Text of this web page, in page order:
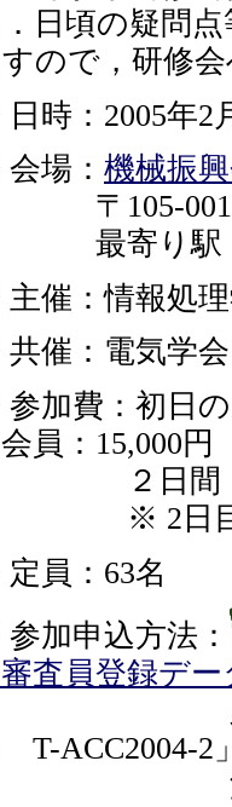
日頃の疑問
すので，研修
時：2005年2
場： 機械振
105-0011
寄り駅・
催：情報処
催：電気学
加費：初日
員：15,000円
日間 会員
2日目のみ
員：63名
加申込方法：
審査員登録デー
要事項を
T-ACC2004-2
付ファ